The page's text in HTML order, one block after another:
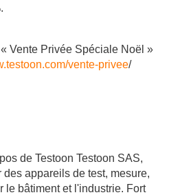
Vente Privée Spéciale Noël »
vente-privee/
de Testoon Testoon SAS,
appareils de test, mesure,
bâtiment et l'industrie. Fort